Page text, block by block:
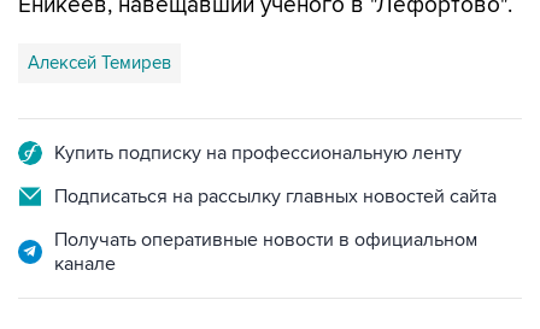
Алексей Темирев
Подписаться на рассылку главных новостей сайта
Получать оперативные новости в официальном
НОВОСТИ ПО ТЕМЕ